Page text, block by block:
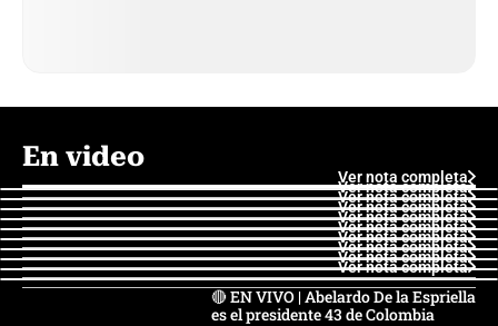
En video
Ver nota completa
Ver nota completa
Ver nota completa
Ver nota completa
Ver nota completa
Ver nota completa
Ver nota completa
Ver nota completa
Ver nota completa
Ver nota completa
🔴 EN VIVO | Abelardo De la Espriella
es el presidente 43 de Colombia